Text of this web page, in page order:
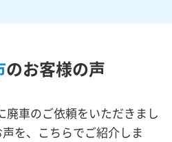
のお客様の声
車のご依頼をいただきまし
を、こちらでご紹介しま